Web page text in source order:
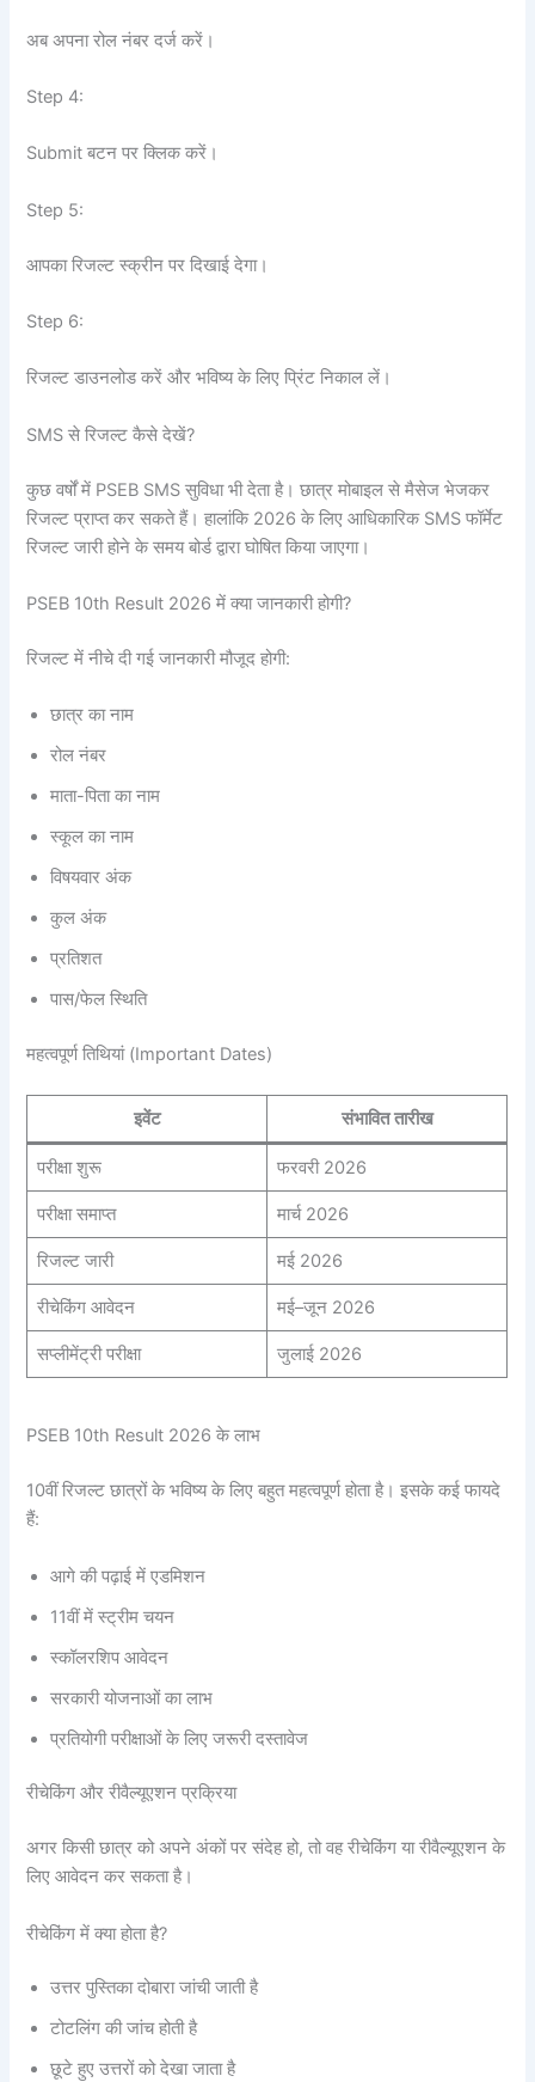
अब अपना रोल नंबर दर्ज करें।
Step 4:
Submit बटन पर क्लिक करें।
Step 5:
आपका रिजल्ट स्क्रीन पर दिखाई देगा।
Step 6:
रिजल्ट डाउनलोड करें और भविष्य के लिए प्रिंट निकाल लें।
SMS से रिजल्ट कैसे देखें?
कुछ वर्षों में PSEB SMS सुविधा भी देता है। छात्र मोबाइल से मैसेज भेजकर
रिजल्ट प्राप्त कर सकते हैं। हालांकि 2026 के लिए आधिकारिक SMS फॉर्मेट
रिजल्ट जारी होने के समय बोर्ड द्वारा घोषित किया जाएगा।
PSEB 10th Result 2026 में क्या जानकारी होगी?
रिजल्ट में नीचे दी गई जानकारी मौजूद होगी:
छात्र का नाम
रोल नंबर
माता-पिता का नाम
स्कूल का नाम
विषयवार अंक
कुल अंक
प्रतिशत
पास/फेल स्थिति
महत्वपूर्ण तिथियां (Important Dates)
इवेंट संभावित तारीख
परीक्षा शुरू फरवरी 2026
परीक्षा समाप्त मार्च 2026
रिजल्ट जारी मई 2026
रीचेकिंग आवेदन मई–जून 2026
सप्लीमेंट्री परीक्षा जुलाई 2026
PSEB 10th Result 2026 के लाभ
10वीं रिजल्ट छात्रों के भविष्य के लिए बहुत महत्वपूर्ण होता है। इसके कई फायदे
हैं:
आगे की पढ़ाई में एडमिशन
11वीं में स्ट्रीम चयन
स्कॉलरशिप आवेदन
सरकारी योजनाओं का लाभ
प्रतियोगी परीक्षाओं के लिए जरूरी दस्तावेज
रीचेकिंग और रीवैल्यूएशन प्रक्रिया
अगर किसी छात्र को अपने अंकों पर संदेह हो, तो वह रीचेकिंग या रीवैल्यूएशन के
लिए आवेदन कर सकता है।
रीचेकिंग में क्या होता है?
उत्तर पुस्तिका दोबारा जांची जाती है
टोटलिंग की जांच होती है
छूटे हुए उत्तरों को देखा जाता है